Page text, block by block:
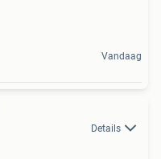
Vandaag
Details